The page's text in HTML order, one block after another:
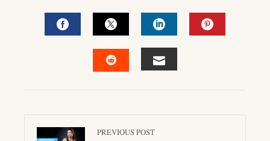
FACEBOOKTWITTERLINKEDIN
PREVIOUS POST